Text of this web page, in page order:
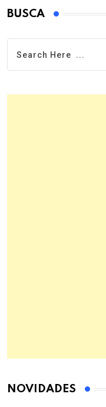
BUSCA
NOVIDADES